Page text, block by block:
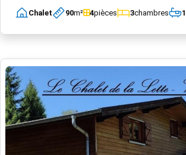
Chalet 90m² 4pièces 3chambres 1